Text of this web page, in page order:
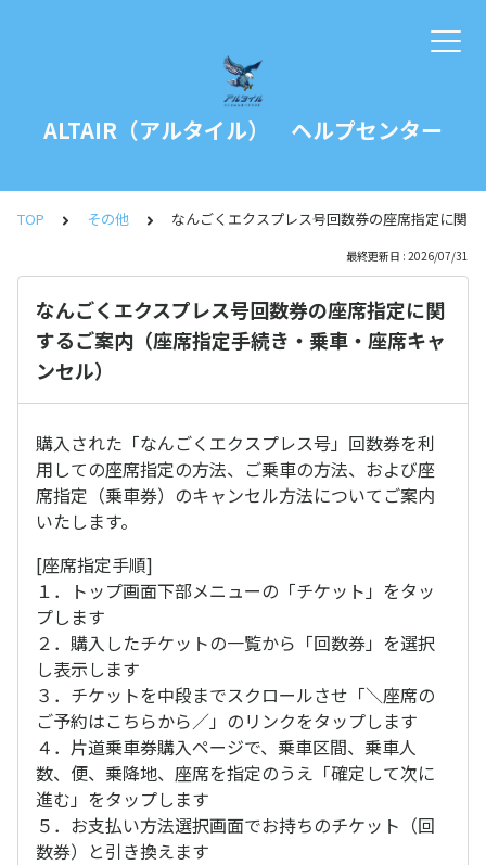
ALTAIR（アルタイル） ヘルプセンター
TOP その他 なんごくエクスプレス号回数券の座席指定に関
最終更新日 : 2026/07/31
なんごくエクスプレス号回数券の座席指定に関
するご案内（座席指定手続き・乗車・座席キャ
ンセル）
購入された「なんごくエクスプレス号」回数券を利
用しての座席指定の方法、ご乗車の方法、および座
席指定（乗車券）のキャンセル方法についてご案内
いたします。
[座席指定手順]
１．トップ画面下部メニューの「チケット」をタッ
プします
２．購入したチケットの一覧から「回数券」を選択
し表示します
３．チケットを中段までスクロールさせ「＼座席の
ご予約はこちらから／」のリンクをタップします
４．片道乗車券購入ページで、乗車区間、乗車人
数、便、乗降地、座席を指定のうえ「確定して次に
進む」をタップします
５．お支払い方法選択画面でお持ちのチケット（回
数券）と引き換えます